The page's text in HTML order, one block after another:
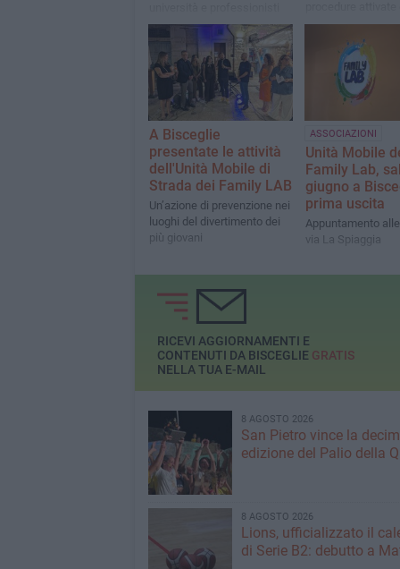
del sociale per costruire
nuove reti territoriali a
sostegno delle famiglie e
dei minori
tribunale
A Bisceglie
presentate le attività
dell'Unità Mobile di
Strada dei Family LAB
Un’azione di prevenzione nei
luoghi del divertimento dei
più giovani
ASSOCIAZIONI
Unità Mobile
Family Lab,
giugno a
prima uscita
Appuntamento
via La Spiaggia
RICEVI AGGIORNAMENTI E
CONTENUTI DA BISCEGLIE GRATIS
NELLA TUA E-MAIL
8 AGOSTO 2026
San Pietro vince la
edizione del Palio della
8 AGOSTO 2026
Lions, ufficializzato il
di Serie B2: debutto a